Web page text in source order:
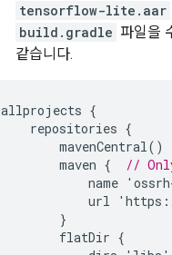
tensorflow-lite.aar
build.gradle 파일을
같습니다.
allprojects {
repositories {
mavenCentral()
maven {
//
name ' ossrh
url
' https :
}
flatDir {